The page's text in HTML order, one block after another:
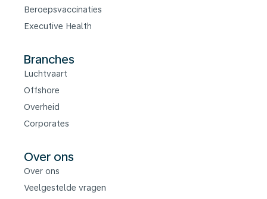
Beroepsvaccinaties
Executive Health
Branches
Luchtvaart
Offshore
Overheid
Corporates
Over ons
Over ons
Veelgestelde vragen